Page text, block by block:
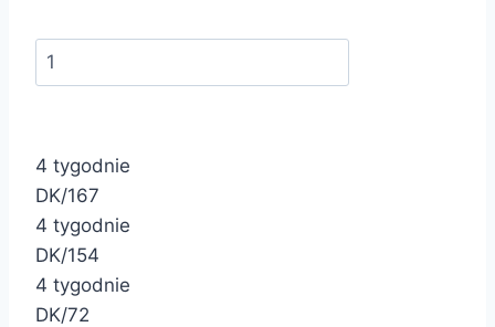
4 tygodnie
DK/167
4 tygodnie
DK/154
4 tygodnie
DK/72